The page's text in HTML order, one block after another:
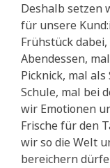
Deshalb setzen
für unsere
Frühstück
Abendessen,
Picknick, mal
Schule, mal bei
wir Emotionen
Frische für den
wir so die Welt
bereichern